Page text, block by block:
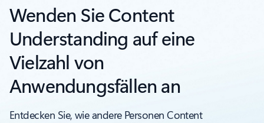
Wenden Sie Content
Understanding auf eine
Vielzahl von
Anwendungsfällen an
Entdecken Sie, wie andere Personen Content